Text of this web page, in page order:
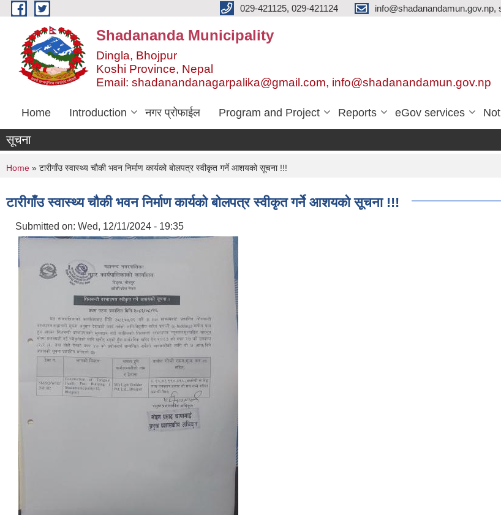
Skip to main content 029-421125, 029-421124
Shadananda Municipality
Dingla, Bhojpur
Koshi Province, Nepal
Email: shadanandanagarpalika@gmail.com, info@shadanandamun.gov.np
Home Introduction नगर प्रोफाईल Program and Project Reports eGov services
सूचना
You are here
Home » टारीगाँउ स्वास्थ्य चौकी भवन निर्माण कार्यको बोलपत्र स्वीकृत गर्ने आशयको सूचना !!!
टारीगाँउ स्वास्थ्य चौकी भवन निर्माण कार्यको बोलपत्र स्वीकृत गर्ने आशयको सूचना !!!
Submitted on: Wed, 12/11/2024 - 19:35